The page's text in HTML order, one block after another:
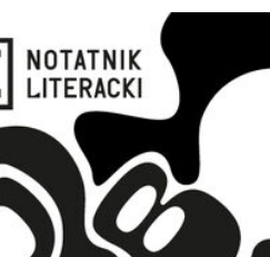
również tych czytelników, którzy
autorskich - takie są obserwacje
numeru dowiecie się też, dlaczego
uwielbiają Szczygła (to nasza obserwacja, nie
tych pierwszych do niektórych autorek i
Sarnowska), wreszcie co może spotkać
(i często) wydawać książki (tu za
W zeszycie znajdziecie ponadto - jak zawsze
tekstów krytycznych. Dobrej lektury!